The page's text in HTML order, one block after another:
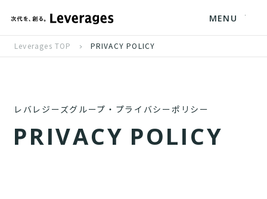
MENU
Leverages TOP PRIVACY POLICY
レバレジーズグループ・プライバシーポリシー
PRIVACY POLICY